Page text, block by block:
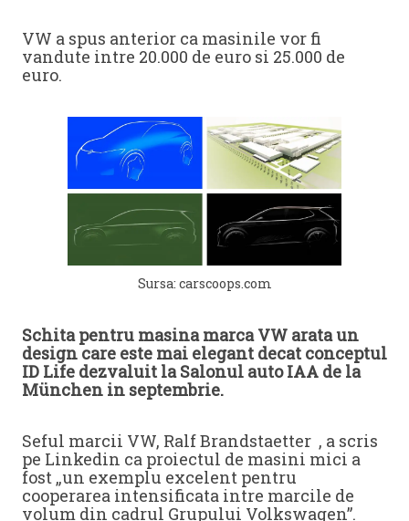
VW a spus anterior ca masinile vor fi
vandute intre 20.000 de euro si 25.000 de
euro.
Sursa: carscoops.com
Schita pentru masina marca VW arata un
design care este mai elegant decat conceptul
ID Life dezvaluit la Salonul auto IAA de la
München in septembrie.
Seful marcii VW, Ralf Brandstaetter , a scris
pe Linkedin ca proiectul de masini mici a
fost „un exemplu excelent pentru
cooperarea intensificata intre marcile de
volum din cadrul Grupului Volkswagen”.